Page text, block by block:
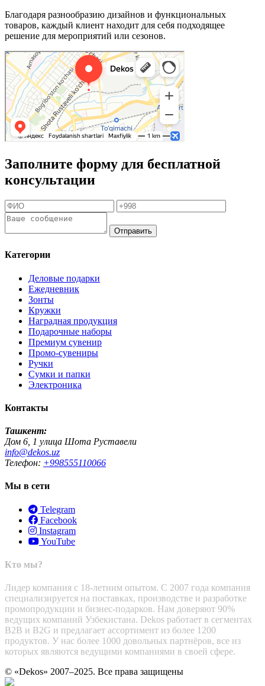
Благодаря разнообразию дизайнов и функциональных
товаров, каждый клиент находит для себя подходящее
решение для мероприятий или сезонов.
Заполните форму для бесплатной
консультации
Отправить
Категории
Деловые подарки
Ежедневник
Зонты
Кружки
Наградная продукция
Подарочные наборы
Премиум сувенир
Промо-сувениры
Ручки
Сумки и папки
Электроника
Контакты
Ташкент:
Дом 6, 1 улица Шота Руставели
info@dekos.uz
Телефон: +998555110066
Мы в сети
Telegram
Facebook
Instagram
YouTube
Кто мы?
Лидер компания с 18-летним опытом. С 2007 года компания
специализируется на поставках, производстве и разработке
промопродукции и бизнес-подарков. Нам доверяют 90%
ведущих компаний Узбекистана. Dekos работает в сегментах
B2B и B2G и предлагает ассортимент из более 1200
продуктов. У нас более 1000 довольных партнёров, все из
которых являются ведущими компаниями в своей сфере.
© «Dekos» 2007–2025. Все права защищены